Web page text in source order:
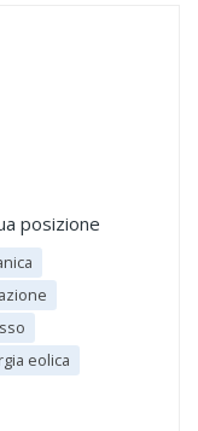
posizione
eolica